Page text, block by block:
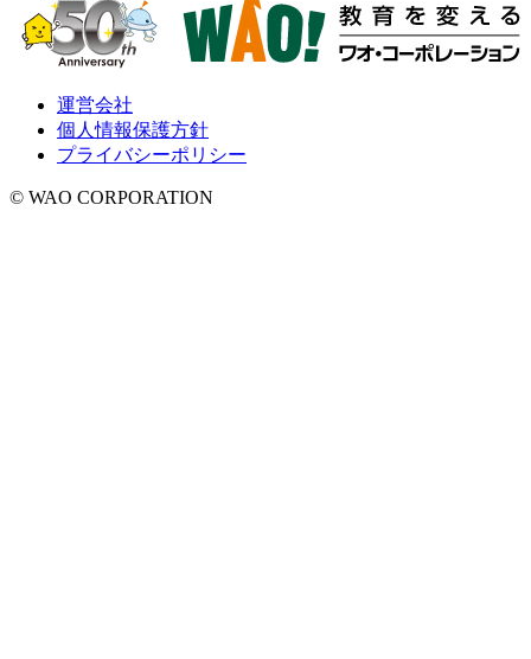
運営会社
個人情報保護方針
プライバシーポリシー
© WAO CORPORATION